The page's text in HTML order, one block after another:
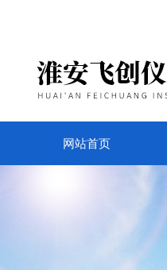
网站首页